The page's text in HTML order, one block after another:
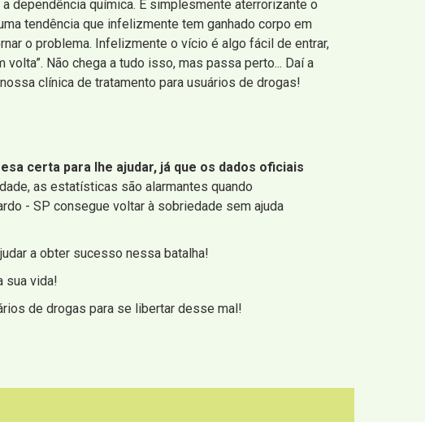
dependência química. É simplesmente aterrorizante o
tendência que infelizmente tem ganhado corpo em
o problema. Infelizmente o vício é algo fácil de entrar,
Não chega a tudo isso, mas passa perto... Daí a
clínica de tratamento para usuários de drogas!
certa para lhe ajudar, já que os dados oficiais
as estatísticas são alarmantes quando
- SP consegue voltar à sobriedade sem ajuda
a obter sucesso nessa batalha!
sua vida!
de drogas para se libertar desse mal!